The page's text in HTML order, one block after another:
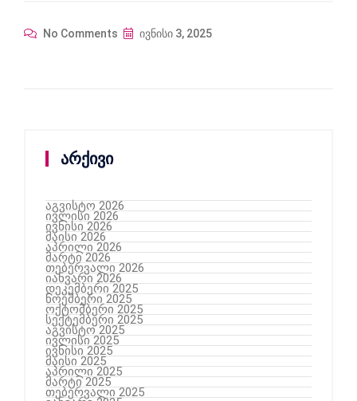
No Comments ივნისი 3, 2025
არქივი
აგვისტო 2026
ივლისი 2026
ივნისი 2026
მაისი 2026
აპრილი 2026
მარტი 2026
თებერვალი 2026
იანვარი 2026
დეკემბერი 2025
ნოემბერი 2025
ოქტომბერი 2025
სექტემბერი 2025
აგვისტო 2025
ივლისი 2025
ივნისი 2025
მაისი 2025
აპრილი 2025
მარტი 2025
თებერვალი 2025